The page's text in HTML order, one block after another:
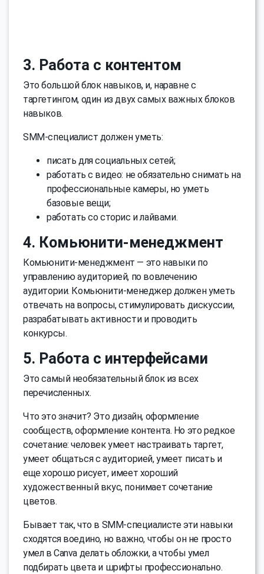
3. Работа с контентом
Это большой блок навыков, и, наравне с
таргетингом, один из двух самых важных блоков
навыков.
SMM-специалист должен уметь:
писать для социальных сетей;
работать с видео: не обязательно снимать на
профессиональные камеры, но уметь
базовые вещи;
работать со сторис и лайвами.
4. Комьюнити-менеджмент
Комьюнити-менеджмент — это навыки по
управлению аудиторией, по вовлечению
аудитории. Комьюнити-менеджер должен уметь
отвечать на вопросы, стимулировать дискуссии,
разрабатывать активности и проводить
конкурсы.
5. Работа с интерфейсами
Это самый необязательный блок из всех
перечисленных.
Что это значит? Это дизайн, оформление
сообществ, оформление контента. Но это редкое
сочетание: человек умеет настраивать таргет,
умеет общаться с аудиторией, умеет писать и
еще хорошо рисует, имеет хороший
художественный вкус, понимает сочетание
цветов.
Бывает так, что в SMM-специалисте эти навыки
сходятся воедино, но важно, чтобы он не просто
умел в Canva делать обложки, а чтобы умел
подбирать цвета и шрифты профессионально.